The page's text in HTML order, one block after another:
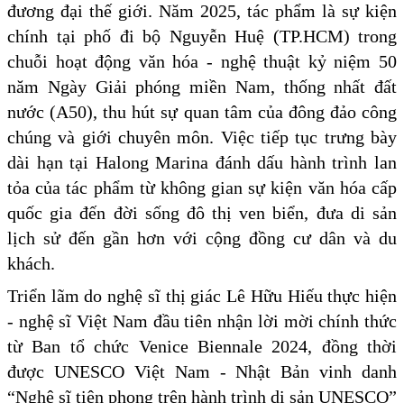
đương đại thế giới. Năm 2025, tác phẩm là sự kiện
chính tại phố đi bộ Nguyễn Huệ (TP.HCM) trong
chuỗi hoạt động văn hóa - nghệ thuật kỷ niệm 50
năm Ngày Giải phóng miền Nam, thống nhất đất
nước (A50), thu hút sự quan tâm của đông đảo công
chúng và giới chuyên môn. Việc tiếp tục trưng bày
dài hạn tại Halong Marina đánh dấu hành trình lan
tỏa của tác phẩm từ không gian sự kiện văn hóa cấp
quốc gia đến đời sống đô thị ven biển, đưa di sản
lịch sử đến gần hơn với cộng đồng cư dân và du
khách.
Triển lãm do nghệ sĩ thị giác Lê Hữu Hiếu thực hiện
- nghệ sĩ Việt Nam đầu tiên nhận lời mời chính thức
từ Ban tổ chức Venice Biennale 2024, đồng thời
được UNESCO Việt Nam - Nhật Bản vinh danh
“Nghệ sĩ tiên phong trên hành trình di sản UNESCO”